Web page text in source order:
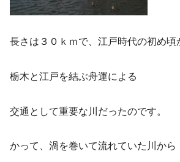
長さは３０ｋｍで、江戸時代の初め頃
栃木と江戸を結ぶ舟運による
交通として重要な川だったのです。
かって、渦を巻いて流れていた川から